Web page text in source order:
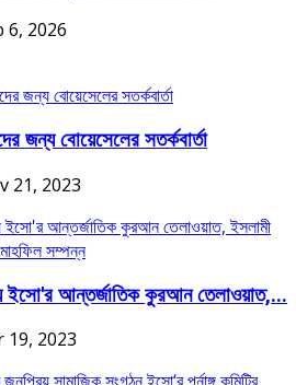
6, 2026
জন্য বোয়েসেলের সতর্কবার্তা
21, 2023
ইসো'র আন্তর্জাতিক কুরআন তেলাওয়াত,...
19, 2023